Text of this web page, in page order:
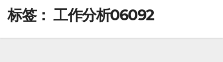
标签： 工作分析06092